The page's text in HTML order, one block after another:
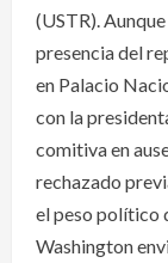
(USTR).
presencia del
en Palacio
con la
comitiva en
rechazado
el peso político
Washington